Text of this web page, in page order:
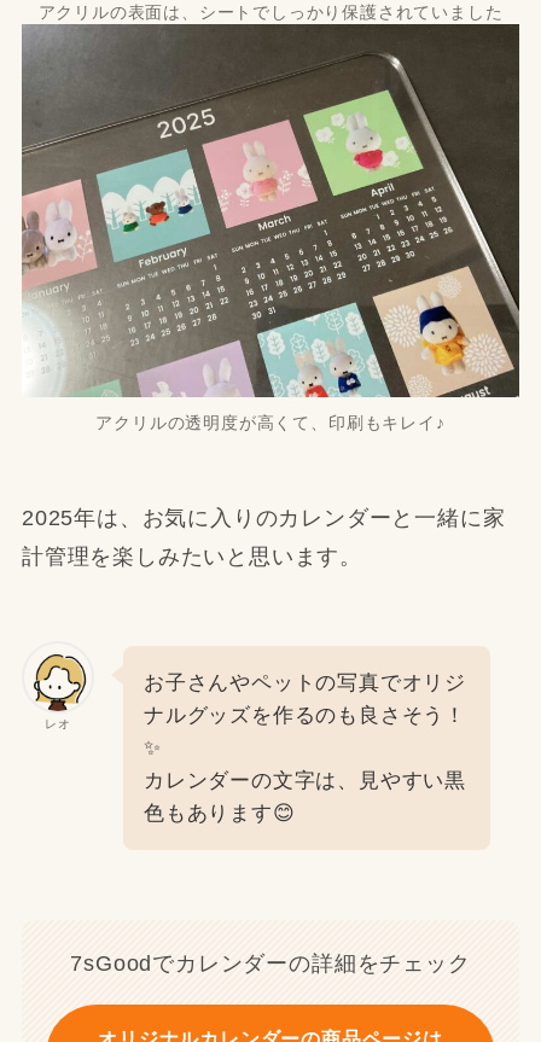
アクリルの表面は、シートでしっかり保護されていました
アクリルの透明度が高くて、印刷もキレイ♪
2025年は、お気に入りのカレンダーと一緒に家
計管理を楽しみたいと思います。
レオ
お子さんやペットの写真でオリジ
ナルグッズを作るのも良さそう！
✨
カレンダーの文字は、見やすい黒
色もあります😊
7sGoodでカレンダーの詳細をチェック